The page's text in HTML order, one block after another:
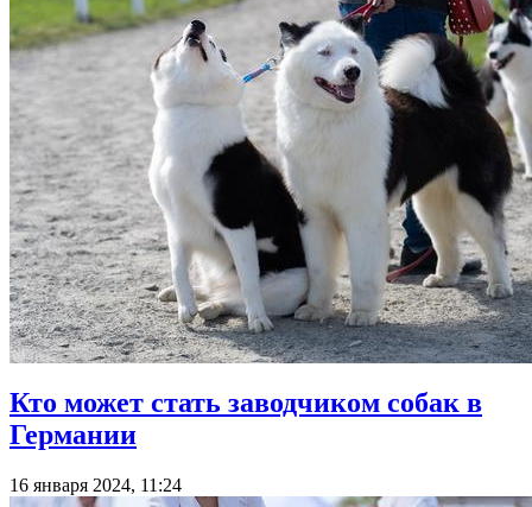
Кто может стать заводчиком собак в
Германии
16 января 2024, 11:24